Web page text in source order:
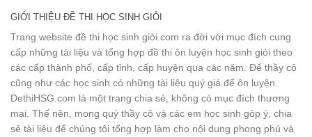
GIỚI THIỆU ĐỀ THI HỌC SINH GIỎI
Trang website đề thi học sinh giỏi.com ra đời với mục đích cung
cấp những tài liệu và tổng hợp đề thi ôn luyện học sinh giỏi theo
các cấp thành phố, cấp tỉnh, cấp huyện qua các năm. Để thầy cô
cũng như các học sinh có những tài liệu quý giá để ôn luyện.
DethiHSG.com là một trang chia sẻ, không có mục đích thương
mại. Thế nên, mong quý thầy cô và các em học sinh góp ý, chia
sẻ tài liệu để chúng tôi tổng hợp làm cho nội dung phong phú và